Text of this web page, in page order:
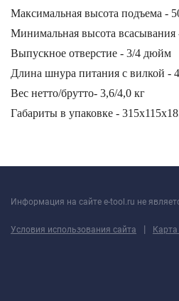
Максимальная высота подъема -
Минимальная высота всасывания
Выпускное отверстие - 3/4 дюйм
Длина шнура питания с вилкой -
Вес нетто/брутто- 3,6/4,0 кг
Габариты в упаковке -
Информация на сайте e-tool.ru не
Условия использования сайта | Карта